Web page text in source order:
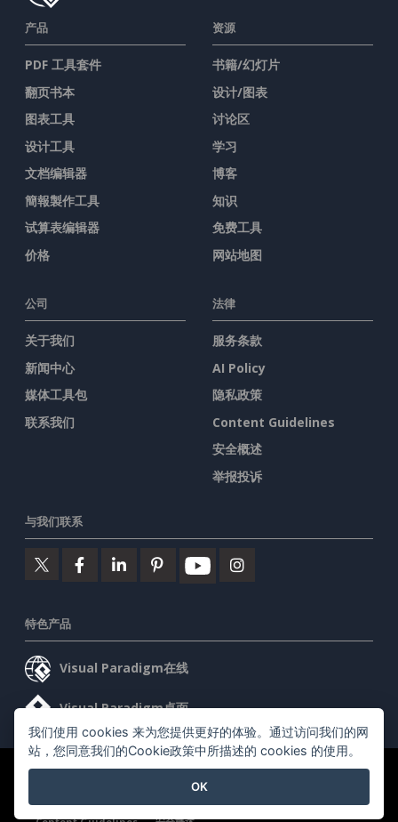
产品
PDF 工具套件
翻页书本
图表工具
设计工具
文档编辑器
簡報製作工具
试算表编辑器
价格
资源
书籍/幻灯片
设计/图表
讨论区
学习
博客
知识
免费工具
网站地图
公司
关于我们
新闻中心
媒体工具包
联系我们
法律
服务条款
AI Policy
隐私政策
Content Guidelines
安全概述
举报投诉
与我们联系
特色产品
Visual Paradigm在线
Visual Paradigm桌面
我们使用 cookies 来为您提供更好的体验。通过访问我们的网
站，您同意我们的Cookie政策中所描述的 cookies 的使用。
OK